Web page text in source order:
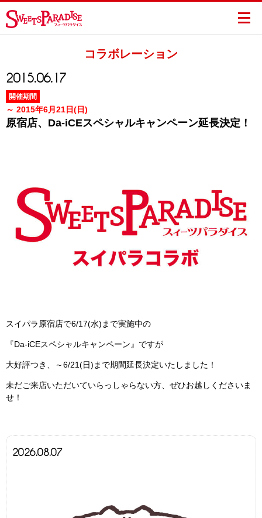
コラボレーション
2026.08.07
2015.06.17
開催期間
～ 2015年6月21日(日)
原宿店、Da-iCEスペシャルキャンペーン延長決定！
スイパラ原宿店で6/17(水)まで実施中の
『Da-iCEスペシャルキャンペーン』ですが
大好評つき、～6/21(日)まで期間延長決定いたしました！
未だご来店いただいていらっしゃらない方、ぜひお越しくださいま
せ！